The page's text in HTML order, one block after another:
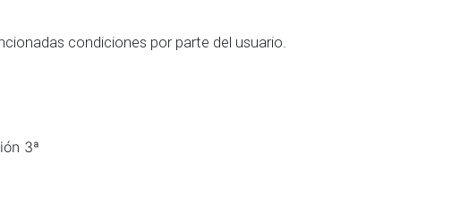
condiciones por parte del usuario.
3ª